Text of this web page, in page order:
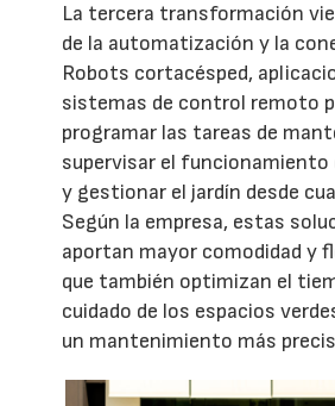
La tercera transformación
de la automatización y la
Robots cortacésped,
sistemas de control remoto
programar las tareas de
supervisar el funcionamiento
y gestionar el jardín desde
Según la empresa, estas
aportan mayor comodidad y
que también optimizan el
cuidado de los espacios
un mantenimiento más